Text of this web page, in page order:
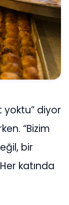
yoktu” diyor
“Bizim
bir
katında